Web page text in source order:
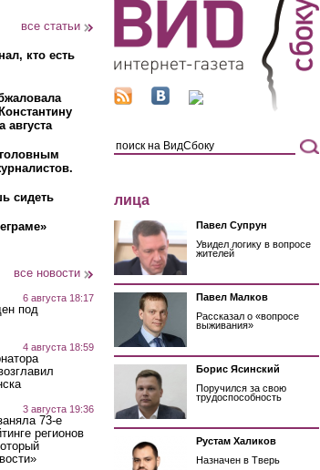
все статьи
кто есть
августа
сидеть
все новости
6 августа 18:17
под
4 августа 18:59
3 августа 19:36
73-е
регионов
лица
Павел Супрун
Увидел логику в вопросе
жителей
Павел Малков
Рассказал о «вопросе
выживания»
Борис Ясинский
Поручился за свою
трудоспособность
Рустам Халиков
Назначен в Тверь